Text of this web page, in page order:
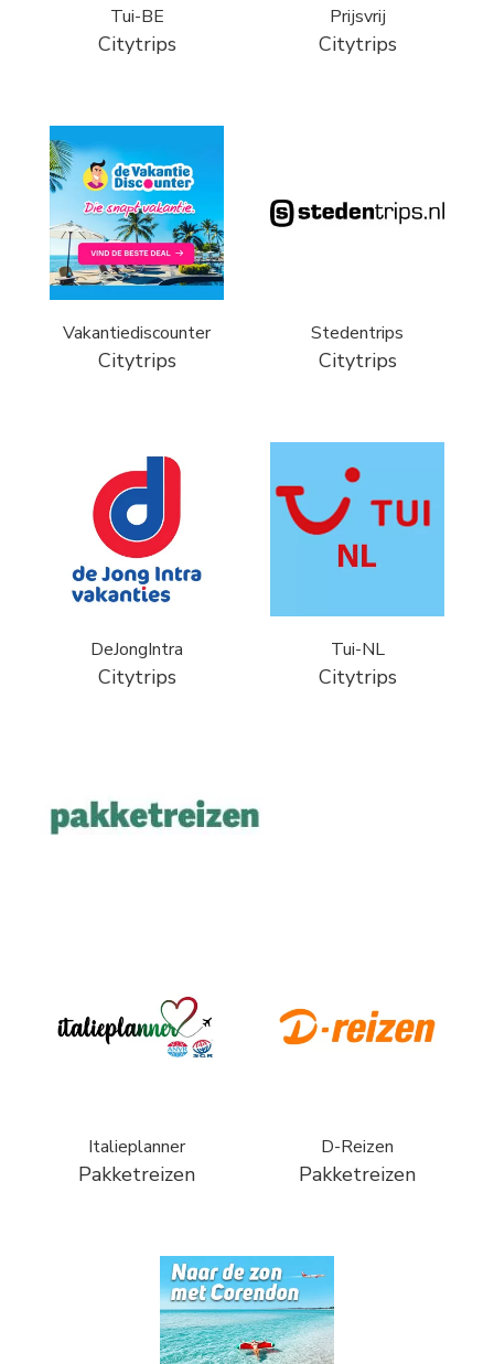
Tui-BE
Citytrips
Prijsvrij
Citytrips
Vakantiediscounter
Citytrips
Stedentrips
Citytrips
DeJongIntra
Citytrips
Tui-NL
Citytrips
Italieplanner
Pakketreizen
D-Reizen
Pakketreizen